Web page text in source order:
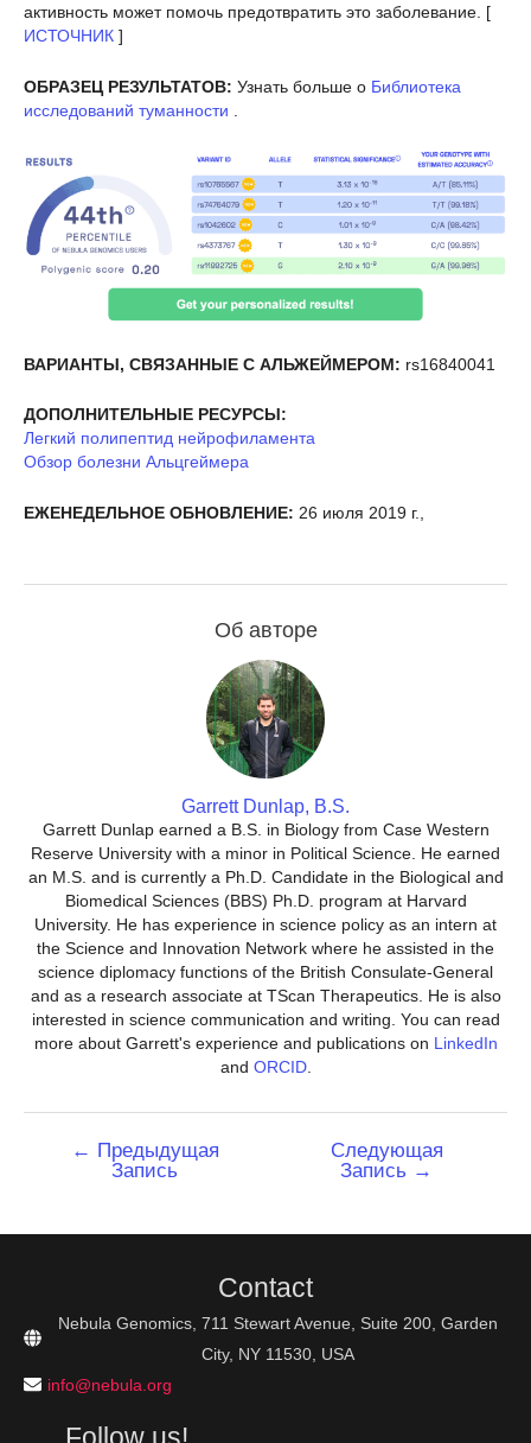
активность может помочь предотвратить это заболевание. [
ИСТОЧНИК ]
ОБРАЗЕЦ РЕЗУЛЬТАТОВ: Узнать больше о Библиотека
исследований туманности
ВАРИАНТЫ, СВЯЗАННЫЕ С АЛЬЖЕЙМЕРОМ: rs16840041
ДОПОЛНИТЕЛЬНЫЕ РЕСУРСЫ:
Легкий полипептид нейрофиламента
Обзор болезни Альцгеймера
ЕЖЕНЕДЕЛЬНОЕ ОБНОВЛЕНИЕ: 26 июля 2019 г.,
Об авторе
Garrett Dunlap, B.S.
Garrett Dunlap earned a B.S. in Biology from Case Western
Reserve University with a minor in Political Science. He earned
an M.S. and is currently a Ph.D. Candidate in the Biological and
Biomedical Sciences (BBS) Ph.D. program at Harvard
University. He has experience in science policy as an intern at
the Science and Innovation Network where he assisted in the
science diplomacy functions of the British Consulate-General
and as a research associate at TScan Therapeutics. He is also
interested in science communication and writing. You can read
more about Garrett's experience and publications on LinkedIn
and ORCID.
Навигация
← Предыдущая
Запись
Следующая
Запись →
Contact
Nebula Genomics, 711 Stewart Avenue, Suite 200, Garden
City, NY 11530, USA
info@nebula.org
Follow us!